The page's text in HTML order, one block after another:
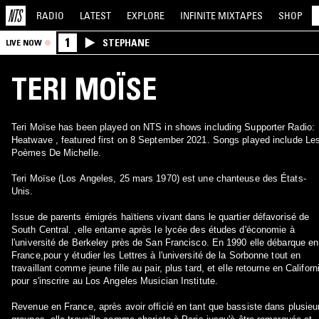
RADIO LATEST EXPLORE INFINITE MIXTAPES SHOP
LIVE NOW 1 STEPHANE
TERI MOÏSE
Teri Moïse has been played on NTS in shows including Supporter Radio:
Heatwave , featured first on 8 September 2021. Songs played include Les
Poèmes De Michelle.
Teri Moïse (Los Angeles, 25 mars 1970) est une chanteuse des États-
Unis.
Issue de parents émigrés haïtiens vivant dans le quartier défavorisé de
South Central. ,elle entame après le lycée des études d'économie à
l'université de Berkeley près de San Francisco. En 1990 elle débarque en
France,pour y étudier les Lettres à l'université de la Sorbonne tout en
travaillant comme jeune fille au pair, plus tard, et elle retourne en
pour s'inscrire au Los Angeles Musician Institute.
Revenue en France, après avoir officié en tant que bassiste dans